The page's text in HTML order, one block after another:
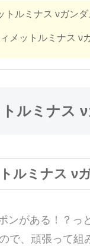
ルミナス νガンダ
メットルミナス ν
ルミナス ν
ルミナス ν
ンがある！？っ
で、頑張って組